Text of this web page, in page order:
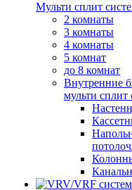
Мульти сплит
2 комнаты
3 комнаты
4 комнаты
5 комнат
до 8 комнат
Внутренние
мульти сплит